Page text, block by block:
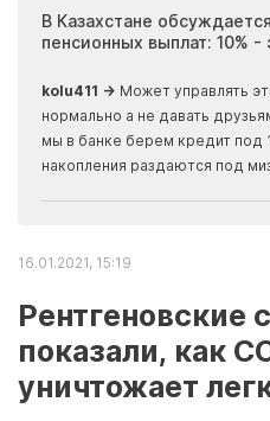
В Казахстане
пенсионных выплат: 10%
kolu411 → Может управлять
нормально а не давать
мы в банке берем кредит под
накопления раздаются под
16.01.2021, 15:19
Рентгеновские
показали, как
уничтожает